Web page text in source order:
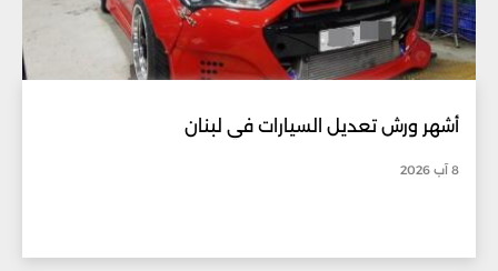
أشهر ورش تعديل السيارات في لبنان
8 آب 2026